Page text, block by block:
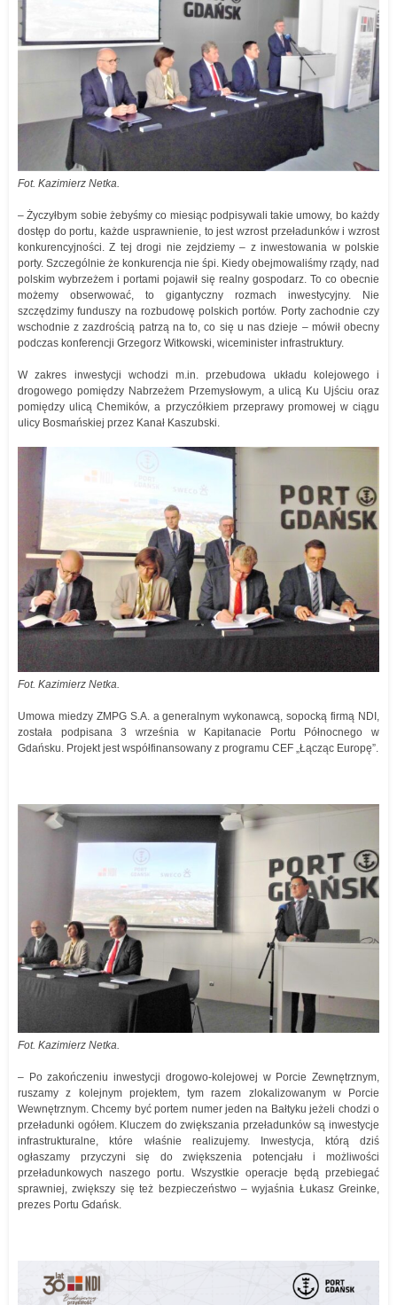
Fot. Kazimierz Netka.
– Życzyłbym sobie żebyśmy co miesiąc podpisywali takie umowy, bo każdy
dostęp do portu, każde usprawnienie, to jest wzrost przeładunków i wzrost
konkurencyjności. Z tej drogi nie zejdziemy – z inwestowania w polskie
porty. Szczególnie że konkurencja nie śpi. Kiedy obejmowaliśmy rządy, nad
polskim wybrzeżem i portami pojawił się realny gospodarz. To co obecnie
możemy obserwować, to gigantyczny rozmach inwestycyjny. Nie
szczędzimy funduszy na rozbudowę polskich portów. Porty zachodnie czy
wschodnie z zazdrością patrzą na to, co się u nas dzieje – mówił obecny
podczas konferencji Grzegorz Witkowski, wiceminister infrastruktury.
W zakres inwestycji wchodzi m.in. przebudowa układu kolejowego i
drogowego pomiędzy Nabrzeżem Przemysłowym, a ulicą Ku Ujściu oraz
pomiędzy ulicą Chemików, a przyczółkiem przeprawy promowej w ciągu
ulicy Bosmańskiej przez Kanał Kaszubski.
Fot. Kazimierz Netka.
Umowa miedzy ZMPG S.A. a generalnym wykonawcą, sopocką firmą NDI,
została podpisana 3 września w Kapitanacie Portu Północnego w
Gdańsku. Projekt jest współfinansowany z programu CEF „Łącząc Europę”.
Fot. Kazimierz Netka.
– Po zakończeniu inwestycji drogowo-kolejowej w Porcie Zewnętrznym,
ruszamy z kolejnym projektem, tym razem zlokalizowanym w Porcie
Wewnętrznym. Chcemy być portem numer jeden na Bałtyku jeżeli chodzi o
przeładunki ogółem. Kluczem do zwiększania przeładunków są inwestycje
infrastrukturalne, które właśnie realizujemy. Inwestycja, którą dziś
ogłaszamy przyczyni się do zwiększenia potencjału i możliwości
przeładunkowych naszego portu. Wszystkie operacje będą przebiegać
sprawniej, zwiększy się też bezpieczeństwo – wyjaśnia Łukasz Greinke,
prezes Portu Gdańsk.